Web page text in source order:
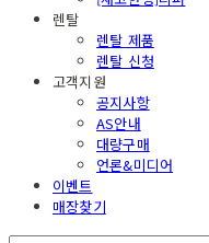
렌탈
렌탈 제품
렌탈 신청
고객지원
공지사항
AS안내
대량구매
언론&미디어
이벤트
매장찾기